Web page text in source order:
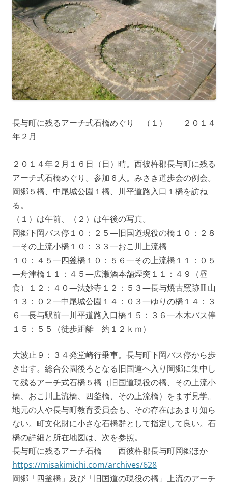
長与町に残るアーチ式石橋めぐり （１） ２０１４
年２月
２０１４年２月１６日（日）晴。西彼杵郡長与町に残る
アーチ式石橋めぐり。参加６人。みさき道歩会の例会。
岡郷５橋、中尾城公園１橋、川平道路入口１橋を訪ね
る。
（１）は午前、（２）は午後の写真。
岡郷下岡バス停１０：２５—旧国道現役の橋１０：２８
—その上流小橋１０：３３—おこ川上流橋
１０：４５—四釜橋１０：５６—その上流橋１１：０５
—舟津橋１１：４５—広瀬酒本舗煙突１１：４９（昼
食）１２：４０—法妙寺１２：５３—長与焼古窯跡皿山
１３：０２—中尾城公園１４：０３—ゆりの橋１４：３
６—長与駅前—川平道路入口橋１５：３６—本木バス停
１５：５５（徒歩距離 約１２ｋｍ）
大波止９：３４発堂崎行乗車。長与町下岡バス停から歩
き出す。総合公園後ろとなる旧国道へ入り岡郷に集中し
て残るアーチ式石橋５橋（旧国道現役の橋、その上流小
橋、おこ川上流橋、四釜橋、その上流橋）をまず見学。
地元の人や長与町教育委員会も、その存在はあまり知ら
ない。町文化財に小さな石橋群として指定して良い。石
橋の詳細と所在地図は、次を参照。
長与町に残るアーチ石橋 西彼杵郡長与町岡郷ほか
https://misakimichi.com/archives/628
岡郷「四釜橋」及び「旧国道の現役の橋」上流のアーチ